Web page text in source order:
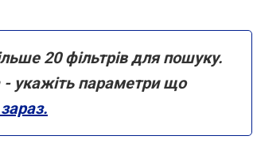
20 фільтрів для пошуку.
- укажіть параметри що